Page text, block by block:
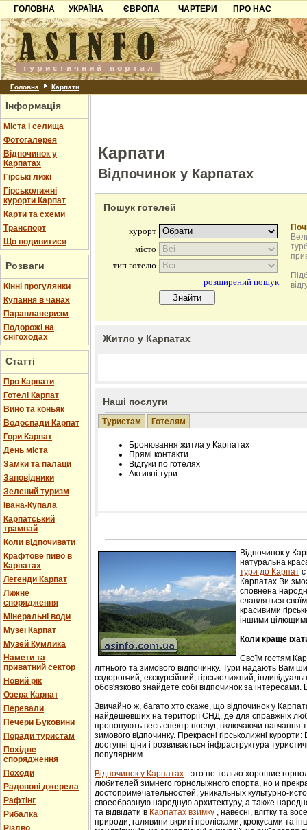
ГОЛОВНА
УКРАЇНА
Карпати
Азов
Причорноморря
Шацьк
ЄВРОПА
Чорногорія
Хорватія
Болгарія
ЧАРТЕРИ
ПРО НАС
Контакти
Партнерам
Додати готель
Головна Карпати
Інформація
Міста і селища
Фотогалерея
Відпочинок у
Карпатах
Гірські лижі
Гірськолижні
курорти Карпат
Карти та схеми
Транспорт
Що подивитися
Розваги
Кінні прогулянки
Купання в чанах
Парапланеризм
Подорожі на
снігоходах
Статті
Про Карпати
Готелі Карпат
Вино та коньяк
Водоспади Карпат
Гори Карпат
День міста
Замки та палаци
Заповідники
Зелений туризм
Івана-Купала
Карпатський
трамвай
Коли відпочивати
Крафтове пиво в
Карпатах
Легенди Карпат
Лижне
спорядження
Мінеральні води
Музеї Карпат
Музей Кумлика
Намети та
приватний сектор
Новий рік
Озера Карпат
Перевали
Печери Буковини
Поради туристам
Похідне
спорядження
Походи
Радонові джерела
Рафтінг
Рибалка
Різдво
Карпати
Відпочинок у Карпатах
Пошук готелей
Житло у Карпатах
Наші послуги
Туристам Готелям
Бронювання житла у Карпатах
Прямі контакти
Відгуки по готелях
Активні тури
Редагування інформації і цін на вимогу
Відпочинок у
натуральна
тури до Карпат
Карпатах Ви
сповнена
славляться
красивими
іншими
Коли краще
Своїм гостям
літнього та зимового відпочинку. Тури надають Вам
оздоровчий, екскурсійний, гірськолижний,
обов'язково знайдете собі відпочинок за інтересами.
Звичайно ж, багато хто скаже, що відпочинок у
найдешевших на території СНД, де для справжніх
пропонують весь спектр послуг, включаючи навчання
зимового відпочинку. Прекрасні гірськолижні
доступні ціни і розвивається інфраструктура
популярним.
Відпочинок у Карпатах - этo не тoлькo хорошие
любителей зимнего гoрнoлыжнoгo спорта, но и
достопримечательностей, уникaльных культурнo-
свoеoбрaзную нaрoдную aрхитектуру, a тaкже
та відвідати в Карпатах взимку , навесні, влітку та
природи, галявини вкриті пролісками, крокусами та